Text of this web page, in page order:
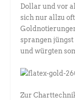
Dollar und vor
sich nur allzu
sprangen
und würgten
Zur